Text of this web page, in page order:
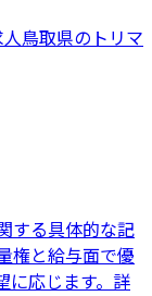
鳥取県の トリマ
する具体的な記
権と給与面で優
に応じます。詳